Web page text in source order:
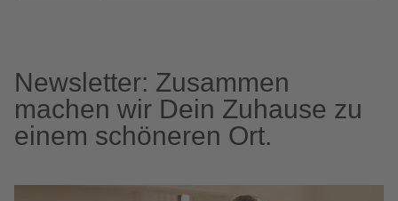
Newsletter: Zusammen
machen wir Dein Zuhause zu
einem schöneren Ort.